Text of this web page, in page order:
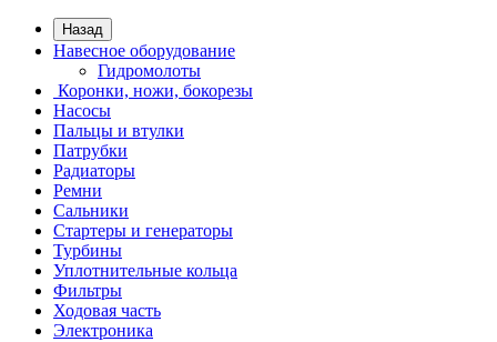
Назад
Навесное оборудование
Гидромолоты
Коронки, ножи, бокорезы
Насосы
Пальцы и втулки
Патрубки
Радиаторы
Ремни
Сальники
Стартеры и генераторы
Турбины
Уплотнительные кольца
Фильтры
Ходовая часть
Электроника